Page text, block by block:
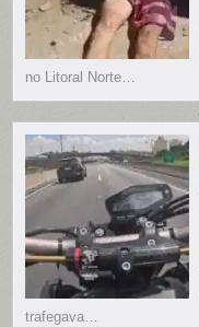
no Litoral Norte…
trafegava…